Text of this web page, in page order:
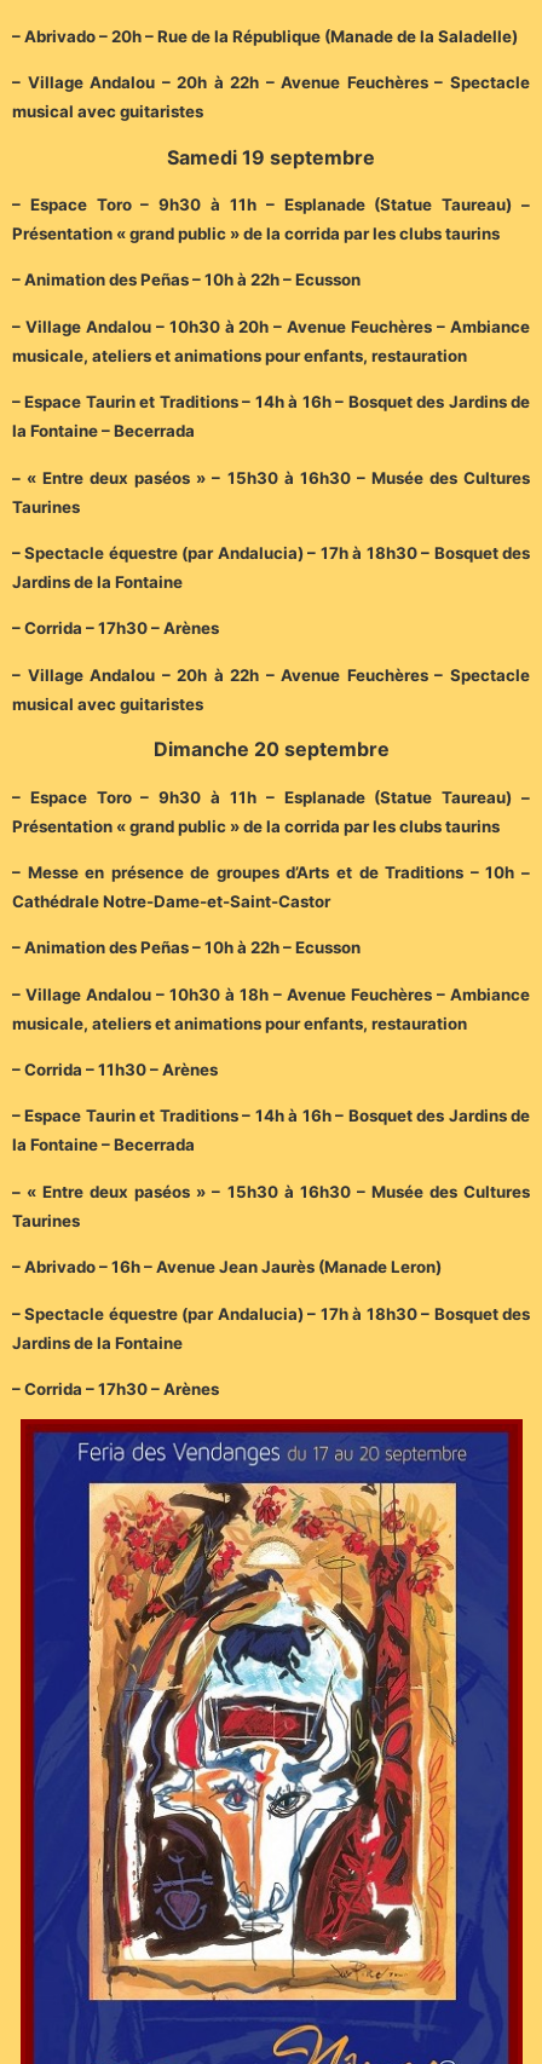
– Abrivado – 20h – Rue de la République (Manade de la Saladelle)
– Village Andalou – 20h à 22h – Avenue Feuchères – Spectacle
musical avec guitaristes
Samedi 19 septembre
– Espace Toro – 9h30 à 11h – Esplanade (Statue Taureau) –
Présentation « grand public » de la corrida par les clubs taurins
– Animation des Peñas – 10h à 22h – Ecusson
– Village Andalou – 10h30 à 20h – Avenue Feuchères – Ambiance
musicale, ateliers et animations pour enfants, restauration
– Espace Taurin et Traditions – 14h à 16h – Bosquet des Jardins de
la Fontaine – Becerrada
– « Entre deux paséos » – 15h30 à 16h30 – Musée des Cultures
Taurines
– Spectacle équestre (par Andalucia) – 17h à 18h30 – Bosquet des
Jardins de la Fontaine
– Corrida – 17h30 – Arènes
– Village Andalou – 20h à 22h – Avenue Feuchères – Spectacle
musical avec guitaristes
Dimanche 20 septembre
– Espace Toro – 9h30 à 11h – Esplanade (Statue Taureau) –
Présentation « grand public » de la corrida par les clubs taurins
– Messe en présence de groupes d’Arts et de Traditions – 10h –
Cathédrale Notre-Dame-et-Saint-Castor
– Animation des Peñas – 10h à 22h – Ecusson
– Village Andalou – 10h30 à 18h – Avenue Feuchères – Ambiance
musicale, ateliers et animations pour enfants, restauration
– Corrida – 11h30 – Arènes
– Espace Taurin et Traditions – 14h à 16h – Bosquet des Jardins de
la Fontaine – Becerrada
– « Entre deux paséos » – 15h30 à 16h30 – Musée des Cultures
Taurines
– Abrivado – 16h – Avenue Jean Jaurès (Manade Leron)
– Spectacle équestre (par Andalucia) – 17h à 18h30 – Bosquet des
Jardins de la Fontaine
– Corrida – 17h30 – Arènes